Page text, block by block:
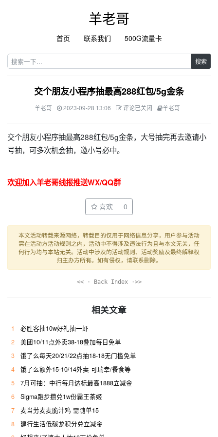
羊老哥
首页 联系我们 500G流量卡
搜索
交个朋友小程序抽最高288红包/5g金条
羊老哥 2023-09-28 13:06 评论已关闭 羊老哥
交个朋友小程序抽最高288红包/5g金条，大号抽完再去邀请小
号抽，可多次机会抽，邀小号必中。
欢迎加入羊老哥线报推送WX/QQ群
喜欢 0
本文活动转载来源网络，转载目的仅用于网络信息分享，用户参与活动
需在活动方活动规则之内，活动中不得涉及违法行为且与本文无关，任
何行为均与本站无关。活动中涉及的活动规则、活动奖励及最终解释权
归主办方所有。如有侵权，请联系删除。
<< · Back Index ·>>
相关文章
1
必胜客抽10w好礼抽一虾
2
美团10/11点外卖38-18叠加每日免单
3
饿了么每天20/21/22点抽18-18无门槛免单
4
饿了么额外15-10/14外卖 可瑞幸/餐食等
5
7月可抽：中行每月达标最高1888立减金
6
Sigma跑步攒兑1w份霸王茶姬
7
麦当劳麦麦脆汁鸡 需随单15
8
建行生活低碳龙积分兑立减金